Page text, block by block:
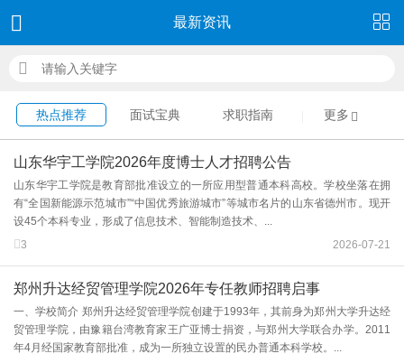
最新资讯
热点推荐 面试宝典 求职指南 更多
山东华宇工学院2026年度博士人才招聘公告
山东华宇工学院是教育部批准设立的一所应用型普通本科高校。学校坐落在拥
有“全国新能源示范城市”“中国优秀旅游城市”等城市名片的山东省德州市。现开
设45个本科专业，形成了信息技术、智能制造技术、...
3
2026-07-21
郑州升达经贸管理学院2026年专任教师招聘启事
一、学校简介 郑州升达经贸管理学院创建于1993年，其前身为郑州大学升达经
贸管理学院，由豫籍台湾教育家王广亚博士捐资，与郑州大学联合办学。2011
年4月经国家教育部批准，成为一所独立设置的民办普通本科学校。...